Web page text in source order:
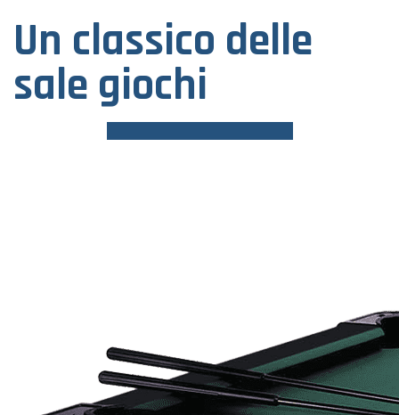
Un classico delle
sale giochi